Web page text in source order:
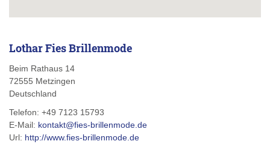
Lothar Fies Brillenmode
Beim Rathaus 14
72555 Metzingen
Deutschland
Telefon: +49 7123 15793
E-Mail: kontakt@fies-brillenmode.de
Url: http://www.fies-brillenmode.de